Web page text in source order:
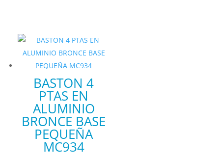
BASTON 4
PTAS EN
ALUMINIO
BRONCE BASE
PEQUEÑA
MC934